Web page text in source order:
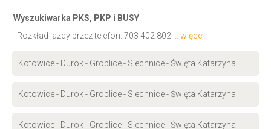
Wyszukiwarka PKS, PKP i BUSY
Rozkład jazdy przez telefon: 703 402 802 ... więcej
Kotowice - Durok - Groblice - Siechnice - Święta Katarzyna
Kotowice - Durok - Groblice - Siechnice - Święta Katarzyna
Kotowice - Durok - Groblice - Siechnice - Święta Katarzyna